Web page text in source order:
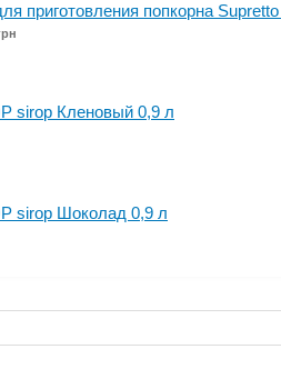
приготовления попкорна
sirop Кленовый 0,9 л
sirop Шоколад 0,9 л